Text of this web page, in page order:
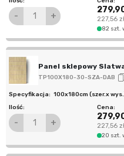
- + 227,56 zł
82 szt.
Panel sklepowy
TP100X180-30-SZA-DAB
100x180cm (szer.x
- + 227,56 zł
20 szt.